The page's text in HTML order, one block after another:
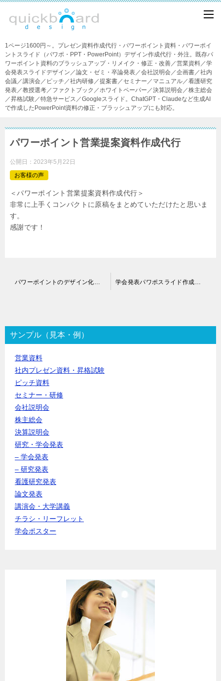
1ページ1600円～。プレゼン資料作成代行・パワーポイント資料・パワーポイ
ントスライド（パワポ・PPT・PowerPoint）デザイン作成代行・外注。既存パ
ワーポイント資料のブラッシュアップ・リメイク・修正・改善／営業資料／学
会発表スライドデザイン／論文・ゼミ・卒論発表／会社説明会／企画書／社内
会議／講演会／ピッチ／社内研修／提案書／セミナー／マニュアル／看護研究
発表／教授選考／ファクトブック／ホワイトペーパー／決算説明会／株主総会
／昇格試験／特急サービス／Googleスライド。ChatGPT・Claudeなど生成AI
で作成したPowerPoint資料の修正・ブラッシュアップにも対応。
パワーポイント営業提案資料作成代行
公開日： 2023年5月22日
お客様の声
＜パワーポイント営業提案資料作成代行＞
非常に上手くコンパクトに原稿をまとめていただけたと思いま
す。
感謝です！
ゲ
ー
シ
サンプル（見本・例）
営業資料
社内プレゼン資料・昇格試験
ピッチ資料
セミナー・研修
会社説明会
株主総会
決算説明会
研究・学会発表
– 学会発表
– 研究発表
看護研究発表
論文発表
講演会・大学講義
チラシ・リーフレット
学会ポスター